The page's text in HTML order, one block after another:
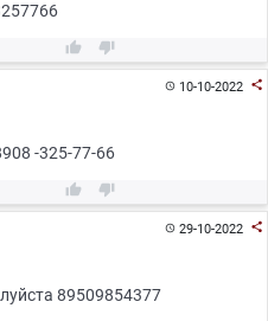
 
10-10-2022 
-325-77-66
 
29-10-2022 
89509854377